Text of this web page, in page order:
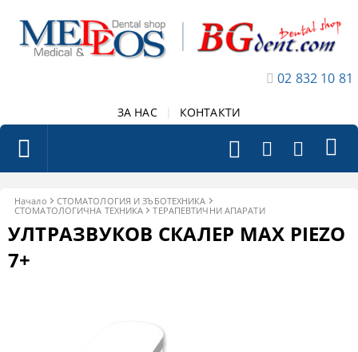
02 832 10 81
ЗА НАС КОНТАКТИ
Начало
СТОМАТОЛОГИЯ И ЗЪБОТЕХНИКА
СТОМАТОЛОГИЧНА ТЕХНИКА
ТЕРАПЕВТИЧНИ АПАРАТИ
УЛТРАЗВУКОВ СКАЛЕР MAX PIEZO
7+